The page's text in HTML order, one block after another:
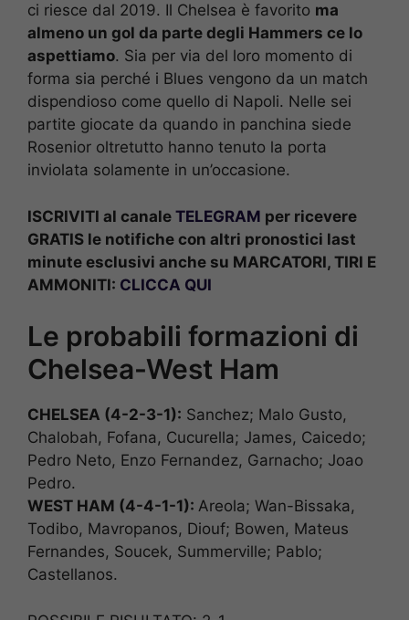
ci riesce dal 2019. Il Chelsea è favorito ma
almeno un gol da parte degli Hammers ce lo
aspettiamo. Sia per via del loro momento di
forma sia perché i Blues vengono da un match
dispendioso come quello di Napoli. Nelle sei
partite giocate da quando in panchina siede
Rosenior oltretutto hanno tenuto la porta
inviolata solamente in un’occasione.
ISCRIVITI al canale TELEGRAM per ricevere
GRATIS le notifiche con altri pronostici last
minute esclusivi anche su MARCATORI, TIRI E
AMMONITI: CLICCA QUI
Le probabili formazioni di
Chelsea-West Ham
CHELSEA (4-2-3-1): Sanchez; Malo Gusto,
Chalobah, Fofana, Cucurella; James, Caicedo;
Pedro Neto, Enzo Fernandez, Garnacho; Joao
Pedro.
WEST HAM (4-4-1-1): Areola; Wan-Bissaka,
Todibo, Mavropanos, Diouf; Bowen, Mateus
Fernandes, Soucek, Summerville; Pablo;
Castellanos.